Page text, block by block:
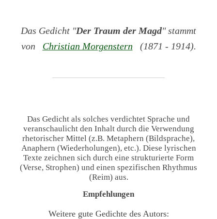
Das Gedicht "Der Traum der Magd" stammt
von
Christian Morgenstern (1871 - 1914).
Das Gedicht als solches verdichtet Sprache und
veranschaulicht den Inhalt durch die Verwendung
rhetorischer Mittel (z.B. Metaphern (Bildsprache),
Anaphern (Wiederholungen), etc.). Diese lyrischen
Texte zeichnen sich durch eine strukturierte Form
(Verse, Strophen) und einen spezifischen Rhythmus
(Reim) aus.
Empfehlungen
Weitere gute Gedichte des Autors: